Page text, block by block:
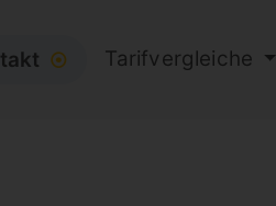
⦿ Tarifvergleiche